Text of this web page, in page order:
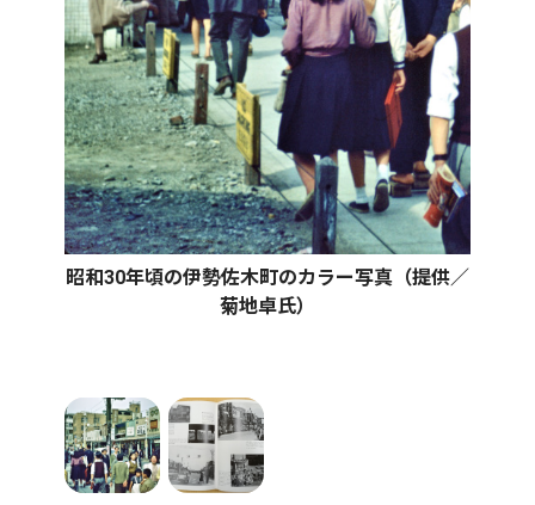
昭和30年頃の伊勢佐木町のカラー写真（提供／
菊地卓氏）